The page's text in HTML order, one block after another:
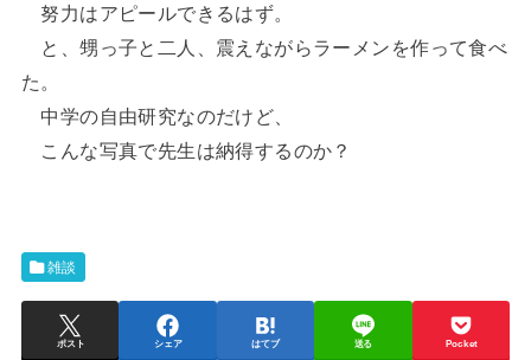
努力はアピールできるはず。
と、甥っ子と二人、震えながらラーメンを作って食べ
た。
中学の自由研究なのだけど、
こんな写真で先生は納得するのか？
雑談
ポスト シェア はてブ 送る Pocket